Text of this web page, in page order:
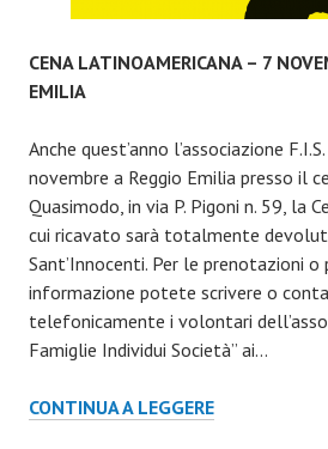
CENA LATINOAMERICANA – 7
EMILIA
Anche quest’anno l’associazione
novembre a Reggio Emilia presso il
Quasimodo, in via P. Pigoni n. 59, la
cui ricavato sarà totalmente
Sant’Innocenti. Per le prenotazioni o
informazione potete scrivere o
telefonicamente i volontari
Famiglie Individui Società” ai…
CONTINUA A LEGGERECENA